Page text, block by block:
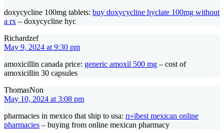
doxycycline 100mg tablets: buy doxycycline hyclate 100mg without
a rx – doxycycline hyc
Richardzef
May 9, 2024 at 9:30 pm
amoxicillin canada price: generic amoxil 500 mg – cost of
amoxicillin 30 capsules
ThomasNon
May 10, 2024 at 3:08 pm
pharmacies in mexico that ship to usa: п»їbest mexican online
pharmacies – buying from online mexican pharmacy